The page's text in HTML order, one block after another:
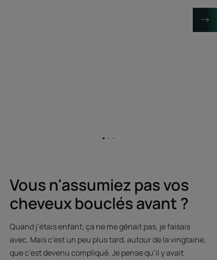
AllerAllerAller
Vous n'assumiez pas vos
cheveux bouclés avant ?
Quand j’étais enfant, ça ne me gênait pas, je faisais
avec. Mais c’est un peu plus tard, autour de la vingtaine,
que c’est devenu compliqué. Je pense qu’il y avait